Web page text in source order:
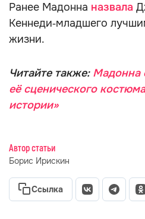
Ранее Мадонна назвала
Кеннеди‑младшего
жизни.
Читайте также: Мадонна
её сценического
истории»
Автор статьи
Борис Ирискин
Ссылка